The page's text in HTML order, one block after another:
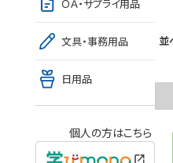
並
ＯＡ・サプライ用品
文具・事務用品
日用品
個人の方はこちら